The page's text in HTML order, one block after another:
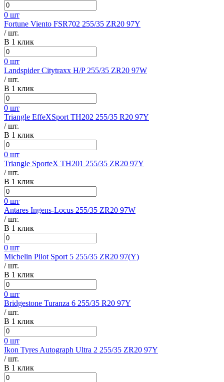
0 шт
Fortune Viento FSR702 255/35 ZR20 97Y
/ шт.
В 1 клик
0 шт
Landspider Citytraxx H/P 255/35 ZR20 97W
/ шт.
В 1 клик
0 шт
Triangle EffeXSport TH202 255/35 R20 97Y
/ шт.
В 1 клик
0 шт
Triangle SporteX TH201 255/35 ZR20 97Y
/ шт.
В 1 клик
0 шт
Antares Ingens-Locus 255/35 ZR20 97W
/ шт.
В 1 клик
0 шт
Michelin Pilot Sport 5 255/35 ZR20 97(Y)
/ шт.
В 1 клик
0 шт
Bridgestone Turanza 6 255/35 R20 97Y
/ шт.
В 1 клик
0 шт
Ikon Tyres Autograph Ultra 2 255/35 ZR20 97Y
/ шт.
В 1 клик